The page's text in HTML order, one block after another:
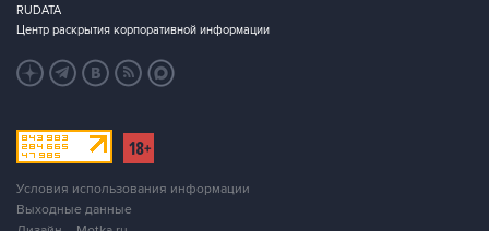
RUDATA
Центр раскрытия корпоративной информации
Условия использования информации
Выходные данные